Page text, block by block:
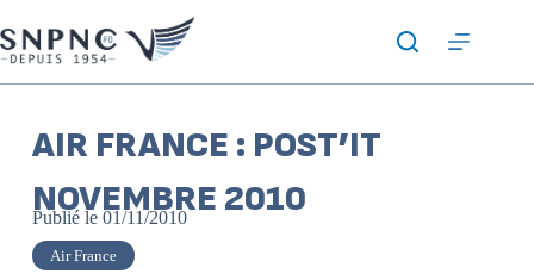
AIR FRANCE : POST’IT
NOVEMBRE 2010
Publié le 01/11/2010
Air France